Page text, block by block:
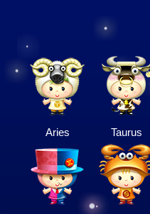
Aries Taurus